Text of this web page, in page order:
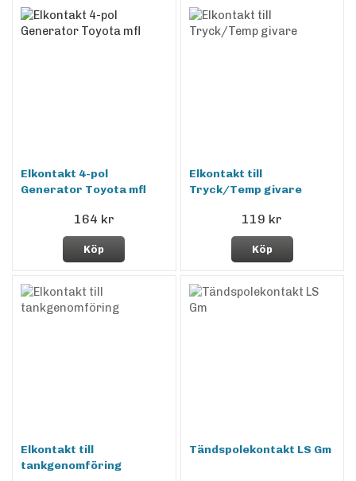
Elkontakt 4-pol
Generator Toyota mfl
164 kr
Köp
Elkontakt till
Tryck/Temp givare
119 kr
Köp
Elkontakt till
tankgenomföring
Tändspolekontakt LS Gm